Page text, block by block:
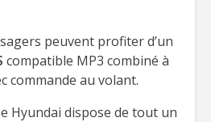
peuvent profiter d’un
compatible MP3 combiné à
commande au volant.
Hyundai dispose de tout un